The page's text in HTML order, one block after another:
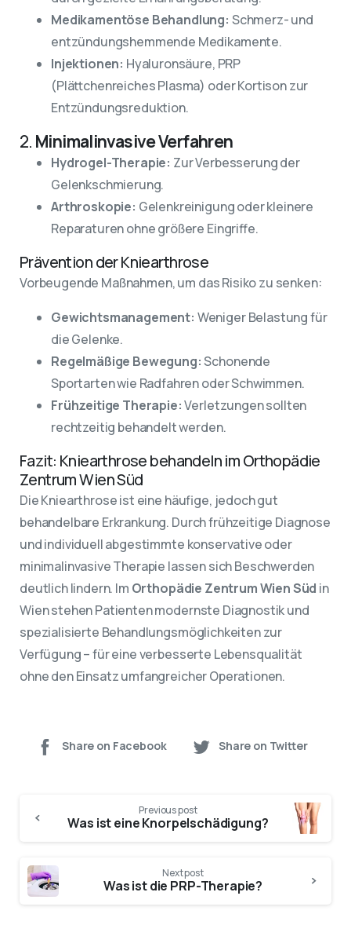
Medikamentöse Behandlung: Schmerz- und
entzündungshemmende Medikamente.
Injektionen: Hyaluronsäure, PRP
(Plättchenreiches Plasma) oder Kortison zur
Entzündungsreduktion.
2. Minimalinvasive Verfahren
Hydrogel-Therapie: Zur Verbesserung der
Gelenkschmierung.
Arthroskopie: Gelenkreinigung oder kleinere
Reparaturen ohne größere Eingriffe.
Prävention der Kniearthrose
Vorbeugende Maßnahmen, um das Risiko zu senken:
Gewichtsmanagement: Weniger Belastung für
die Gelenke.
Regelmäßige Bewegung:Schonende
Sportarten wie Radfahren oder Schwimmen.
Frühzeitige Therapie:Verletzungen sollten
rechtzeitig behandelt werden.
Fazit: Kniearthrose behandeln im Orthopädie
Zentrum Wien Süd
Die Kniearthrose ist eine häufige, jedoch gut
behandelbare Erkrankung. Durch frühzeitige Diagnose
und individuell abgestimmte konservative oder
minimalinvasive Therapie lassen sich Beschwerden
deutlich lindern. Im Orthopädie Zentrum Wien Süd in
Wien stehen Patienten modernste Diagnostik und
spezialisierte Behandlungsmöglichkeiten zur
Verfügung – für eine verbesserte Lebensqualität
ohne den Einsatz umfangreicher Operationen.
Share on Facebook Share on Twitter
Previous post
Was ist eine Knorpelschädigung?
Next post
Was ist die PRP-Therapie?